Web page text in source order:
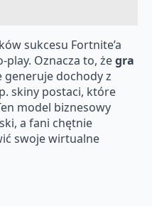
sukcesu Fortnite’a
Oznacza to, żegra
generuje dochody z
skiny postaci, które
model biznesowy
a fani chętnie
swoje wirtualne